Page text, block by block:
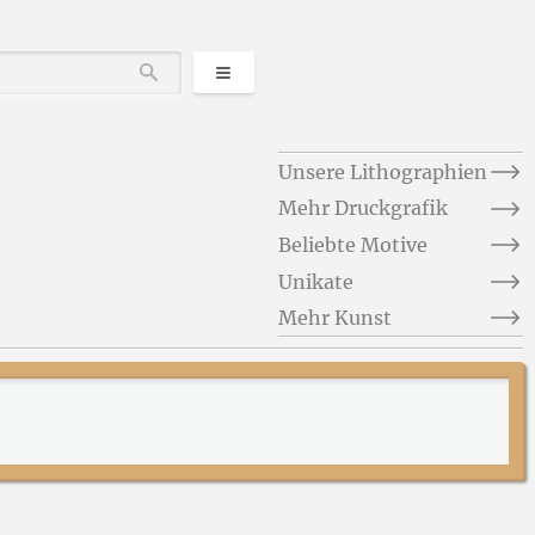
DurchsuchenKategorien
Unsere Lithographien
Mehr Druckgrafik
Beliebte Motive
Unikate
Mehr Kunst